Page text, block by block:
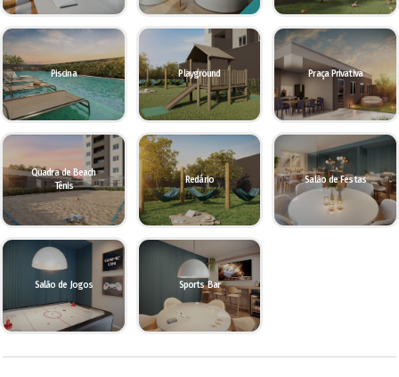
Piscina Playground Praça Privativa
Quadra de Beach
Tênis
Redário Salão de Festas
Salão de Jogos Sports Bar